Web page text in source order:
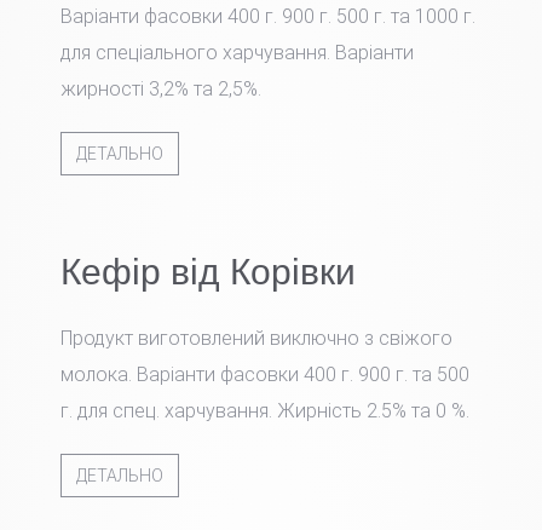
Варіанти фасовки 400 г. 900 г. 500 г. та 1000 г.
для спеціального харчування. Варіанти
жирності 3,2% та 2,5%.
ДЕТАЛЬНО
Кефір від Корівки
Продукт виготовлений виключно з свіжого
молока. Варіанти фасовки 400 г. 900 г. та 500
г. для спец. харчування. Жирність 2.5% та 0 %.
ДЕТАЛЬНО